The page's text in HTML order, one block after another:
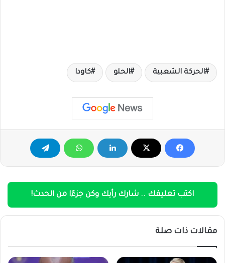
الحركة الشعبية الحلو كاودا
اكتب تعليقك .. شارك رأيك وكن جزءًا من الحدث!
مقالات ذات صلة